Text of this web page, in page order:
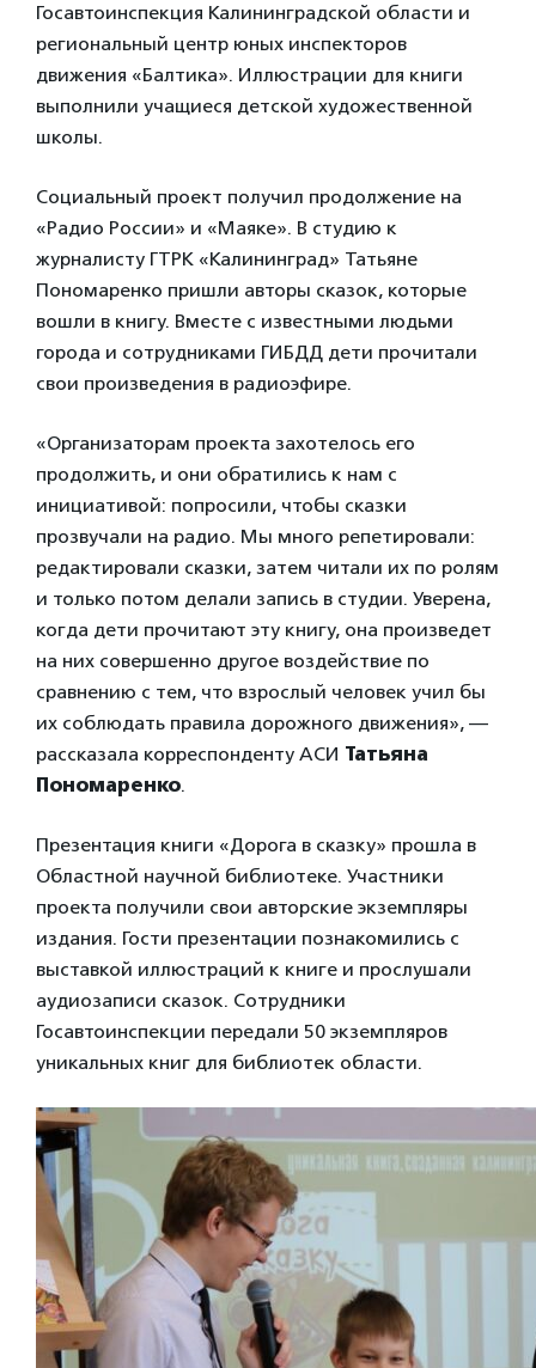
Госавтоинспекция Калининградской области и
региональный центр юных инспекторов
движения «Балтика». Иллюстрации для книги
выполнили учащиеся детской художественной
школы.
Социальный проект получил продолжение на
«Радио России» и «Маяке». В студию к
журналисту ГТРК «Калининград» Татьяне
Пономаренко пришли авторы сказок, которые
вошли в книгу. Вместе с известными людьми
города и сотрудниками ГИБДД дети прочитали
свои произведения в радиоэфире.
«Организаторам проекта захотелось его
продолжить, и они обратились к нам с
инициативой: попросили, чтобы сказки
прозвучали на радио. Мы много репетировали:
редактировали сказки, затем читали их по ролям
и только потом делали запись в студии. Уверена,
когда дети прочитают эту книгу, она произведет
на них совершенно другое воздействие по
сравнению с тем, что взрослый человек учил бы
их соблюдать правила дорожного движения», —
рассказала корреспонденту АСИ Татьяна
Пономаренко.
Презентация книги «Дорога в сказку» прошла в
Областной научной библиотеке. Участники
проекта получили свои авторские экземпляры
издания. Гости презентации познакомились с
выставкой иллюстраций к книге и прослушали
аудиозаписи сказок. Сотрудники
Госавтоинспекции передали 50 экземпляров
уникальных книг для библиотек области.